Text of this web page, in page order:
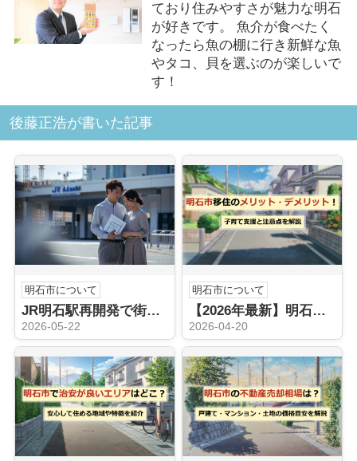
ており住みやすさが魅力な明石
が好きです。 魚介が食べたく
なったら魚の棚に行き新鮮な魚
やタコ、貝を選ぶのが楽しいで
す！
後藤正浩が書いた記事
明石市について
JR明石駅再開発で街はどう変わる？地価推移から購入売却の判断材料を整理
2026-05-22
明石市について
【2026年最新】明石市移住が子育て世帯に選ばれる理由｜所得制限なし「5つの無料化」と失敗しないエリア選び
2026-04-20